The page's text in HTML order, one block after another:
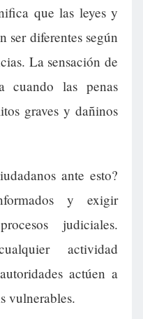
que las leyes y
ser diferentes según
La sensación de
cuando las penas
graves y dañinos
ante esto?
y exigir
judiciales.
actividad
actúen a
vulnerables.